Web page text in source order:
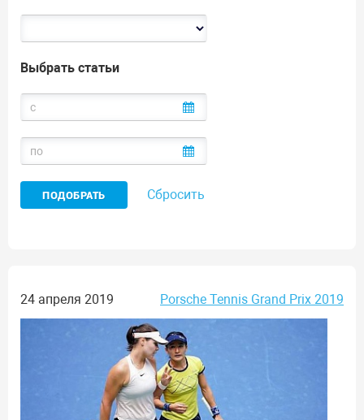
Выбрать статьи
Сбросить
24 апреля 2019 Porsche Tennis Grand Prix 2019